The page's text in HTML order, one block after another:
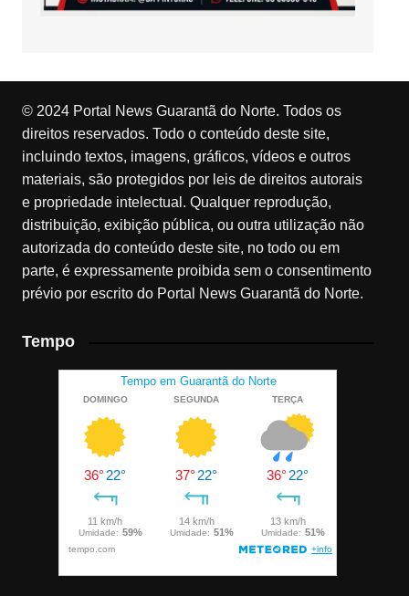
© 2024 Portal News Guarantã do Norte. Todos os
direitos reservados. Todo o conteúdo deste site,
incluindo textos, imagens, gráficos, vídeos e outros
materiais, são protegidos por leis de direitos autorais
e propriedade intelectual. Qualquer reprodução,
distribuição, exibição pública, ou outra utilização não
autorizada do conteúdo deste site, no todo ou em
parte, é expressamente proibida sem o consentimento
prévio por escrito do Portal News Guarantã do Norte.
Tempo